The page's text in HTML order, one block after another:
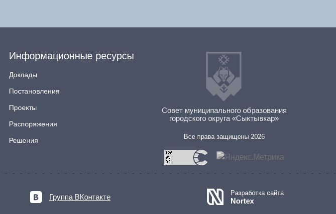
Информационные ресурсы
Доклады
Постановления
Проекты
Распоряжения
Решения
Совет муниципального образования
городского округа «Сыктывкар»
Все права защищены 2026
Группа ВКонтакте Разработка сайта
Nortex